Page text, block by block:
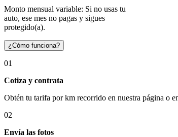
Monto mensual variable: Si no usas tu
auto, ese mes no pagas y sigues
protegido(a).
¿Cómo funciona?
01
Cotiza y contrata
Obtén tu tarifa por km recorrido en nuestra página o
02
Envía las fotos